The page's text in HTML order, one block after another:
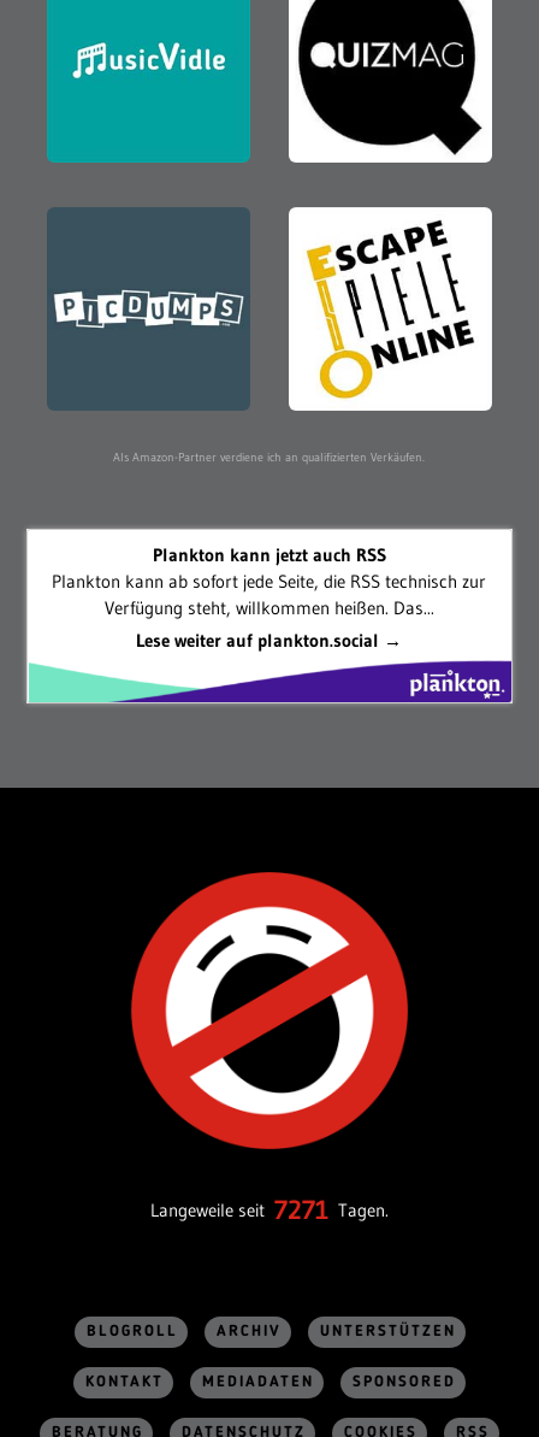
Als Amazon-Partner verdiene ich an qualifizierten Verkäufen.
Plankton kann jetzt auch RSS
Plankton kann ab sofort jede Seite, die RSS technisch zur
Verfügung steht, willkommen heißen. Das...
Lese weiter auf plankton.social →
Langeweile seit 7271 Tagen.
BLOGROLL ARCHIV UNTERSTÜTZEN
KONTAKT MEDIADATEN SPONSORED
BERATUNG DATENSCHUTZ COOKIES RSS